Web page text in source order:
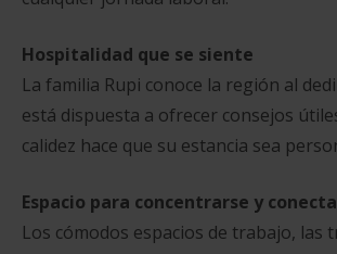
Hospitalidad que se siente
La familia Rupi conoce la región al
está dispuesta a ofrecer consejos
calidez hace que su estancia sea
Espacio para concentrarse y
Los cómodos espacios de trabajo, las